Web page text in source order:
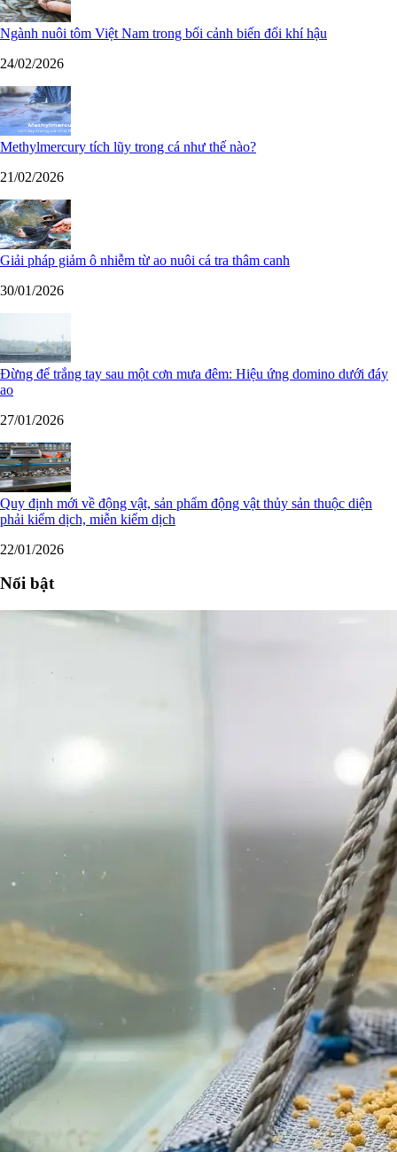
Ngành nuôi tôm Việt Nam trong bối cảnh biến đổi khí hậu
24/02/2026
Methylmercury tích lũy trong cá như thế nào?
21/02/2026
Giải pháp giảm ô nhiễm từ ao nuôi cá tra thâm canh
30/01/2026
Đừng để trắng tay sau một cơn mưa đêm: Hiệu ứng domino dưới đáy
ao
27/01/2026
Quy định mới về động vật, sản phẩm động vật thủy sản thuộc diện
phải kiểm dịch, miễn kiểm dịch
22/01/2026
Nổi bật